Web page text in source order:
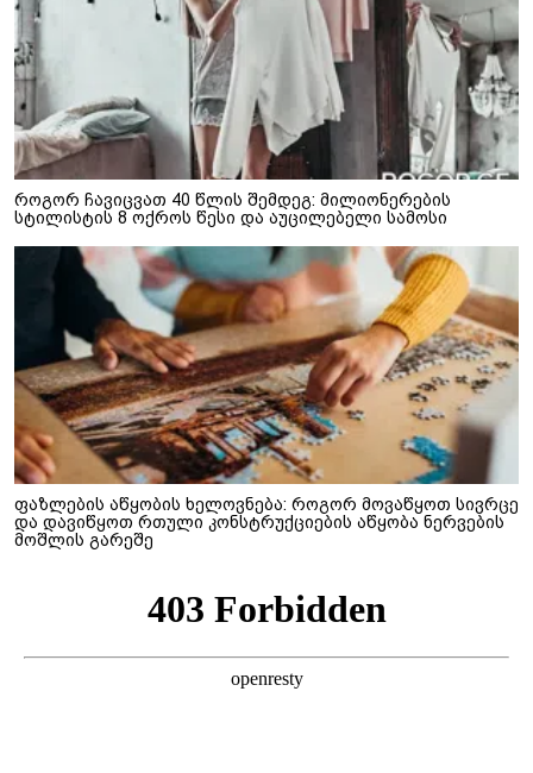
როგორ ჩავიცვათ 40 წლის შემდეგ: მილიონერების
სტილისტის 8 ოქროს წესი და აუცილებელი სამოსი
ფაზლების აწყობის ხელოვნება: როგორ მოვაწყოთ სივრცე
და დავიწყოთ რთული კონსტრუქციების აწყობა ნერვების
მოშლის გარეშე